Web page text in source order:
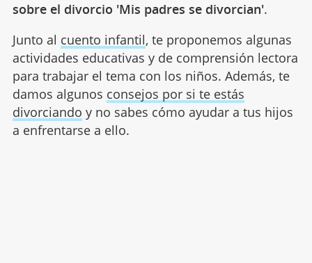
sobre el divorcio 'Mis padres se divorcian'.
Junto al cuento infantil, te proponemos algunas
actividades educativas y de comprensión lectora
para trabajar el tema con los niños. Además, te
damos algunos consejos por si te estás
divorciando y no sabes cómo ayudar a tus hijos
a enfrentarse a ello.